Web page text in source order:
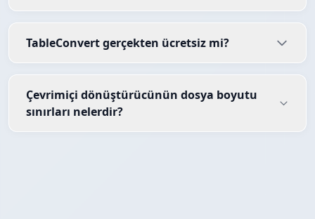
TableConvert gerçekten ücretsiz mi?
Çevrimiçi dönüştürücünün dosya boyutu
sınırları nelerdir?